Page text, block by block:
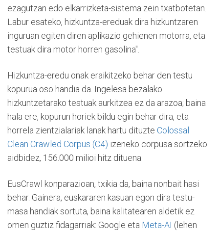
ezagutzan edo elkarrizketa-sistema zein txatbotetan.
Labur esateko, hizkuntza-ereduak dira hizkuntzaren
inguruan egiten diren aplikazio gehienen motorra, eta
testuak dira motor horren gasolina".
Hizkuntza-eredu onak eraikitzeko behar den testu
kopurua oso handia da. Ingelesa bezalako
hizkuntzetarako testuak aurkitzea ez da arazoa; baina
hala ere, kopurun horiek bildu egin behar dira, eta
horrela zientzialariak lanak hartu dituzte Colossal
Clean Crawled Corpus (C4) izeneko corpusa sortzeko
aidbidez, 156.000 milioi hitz dituena.
EusCrawl konparazioan, txikia da, baina nonbait hasi
behar. Gainera, euskararen kasuan egon dira testu-
masa handiak sortuta, baina kalitatearen aldetik ez
omen guztiz fidagarriak: Google eta Meta-AI (lehen